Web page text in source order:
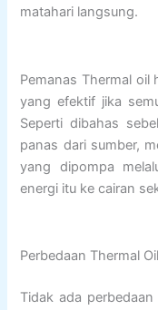
matahari langsung.
Pemanas Thermal oil
yang efektif jika
Seperti dibahas
panas dari sumber,
yang dipompa
energi itu ke cairan
Perbedaan Thermal
Tidak ada